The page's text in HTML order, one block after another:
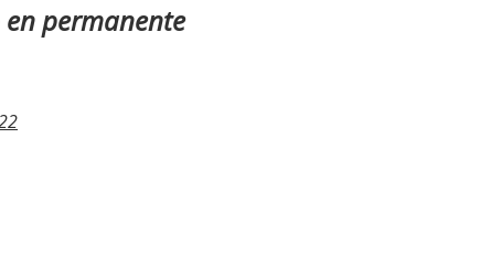
permanente